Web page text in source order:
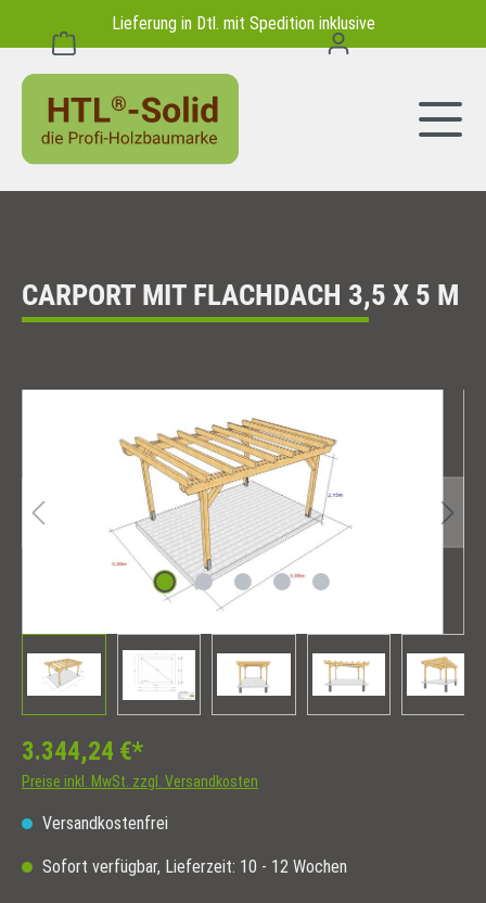
Lieferung in Dtl. mit Spedition inklusive
Warenkorb enthält 0 Positionen. Der Gesamtwert beträgt 0,00
CARPORT MIT FLACHDACH 3,5 X 5 M
3.344,24 €*
Preise inkl. MwSt. zzgl. Versandkosten
Versandkostenfrei
Sofort verfügbar, Lieferzeit: 10 - 12 Wochen